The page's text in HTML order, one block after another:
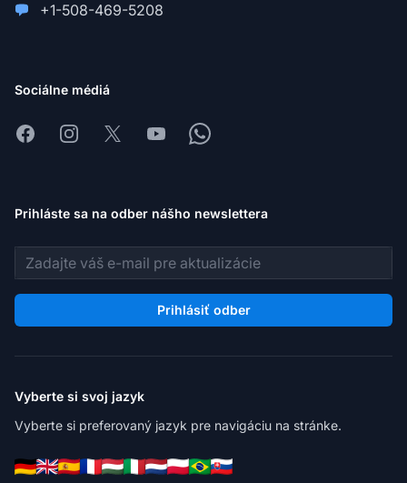
+1-508-469-5208
Sociálne médiá
FacebookInstagram
X YoutubeWhatsapp
Prihláste sa na odber nášho newslettera
E-mailová adresa
Prihlásiť odber
Vyberte si svoj jazyk
Vyberte si preferovaný jazyk pre navigáciu na stránke.